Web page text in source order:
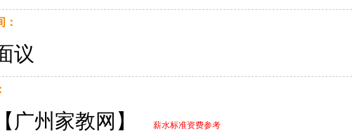
议
广州家教网】薪水标准资费参考